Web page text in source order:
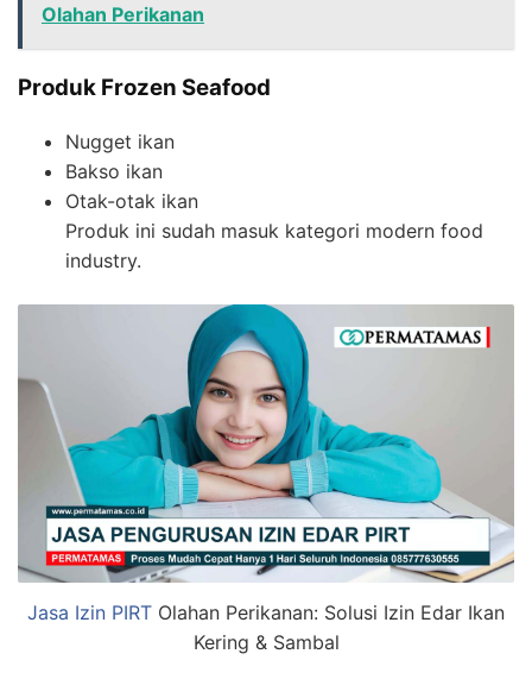
Olahan Perikanan
Produk Frozen Seafood
Nugget ikan
Bakso ikan
Otak-otak ikan
Produk ini sudah masuk kategori modern food
industry.
Jasa Izin PIRT Olahan Perikanan: Solusi Izin Edar Ikan
Kering & Sambal